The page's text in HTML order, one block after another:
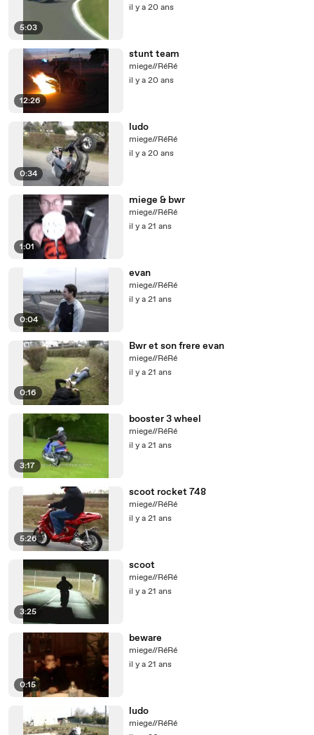
5:03
il y a 20 ans
12:26
stunt team
miege//RéRé
il y a 20 ans
0:34
ludo
miege//RéRé
il y a 20 ans
1:01
miege & bwr
miege//RéRé
il y a 21 ans
0:04
evan
miege//RéRé
il y a 21 ans
0:16
Bwr et son frere evan
miege//RéRé
il y a 21 ans
3:17
booster 3 wheel
miege//RéRé
il y a 21 ans
5:26
scoot rocket 748
miege//RéRé
il y a 21 ans
3:25
scoot
miege//RéRé
il y a 21 ans
0:15
beware
miege//RéRé
il y a 21 ans
ludo
miege//RéRé